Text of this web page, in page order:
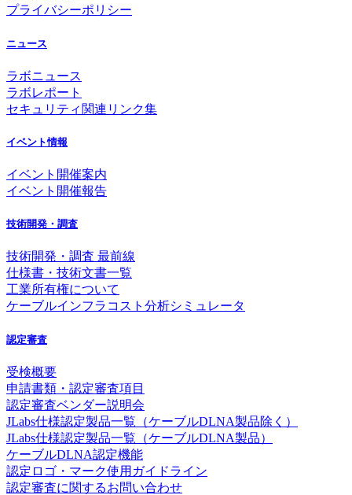
プライバシーポリシー
ニュース
ラボニュース
ラボレポート
セキュリティ関連リンク集
イベント情報
イベント開催案内
イベント開催報告
技術開発・調査
技術開発・調査 最前線
仕様書・技術文書一覧
工業所有権について
ケーブルインフラコスト分析シミュレータ
認定審査
受検概要
申請書類・認定審査項目
認定審査ベンダー説明会
JLabs仕様認定製品一覧（ケーブルDLNA製品除く）
JLabs仕様認定製品一覧（ケーブルDLNA製品）
ケーブルDLNA認定機能
認定ロゴ・マーク使用ガイドライン
認定審査に関するお問い合わせ